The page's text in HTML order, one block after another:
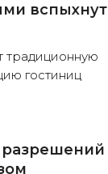
вспыхнут
традиционную
гостиниц